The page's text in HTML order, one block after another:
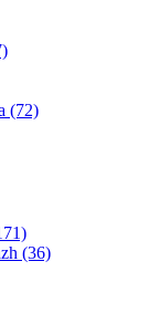
(72)
(36)